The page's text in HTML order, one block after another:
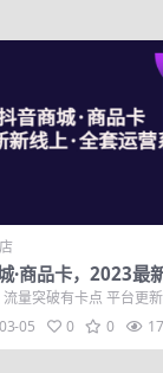
·商品卡，2023最
套运营系列课！
量突破有卡点 平台更
习成本高 单一课程没落
05 0 0